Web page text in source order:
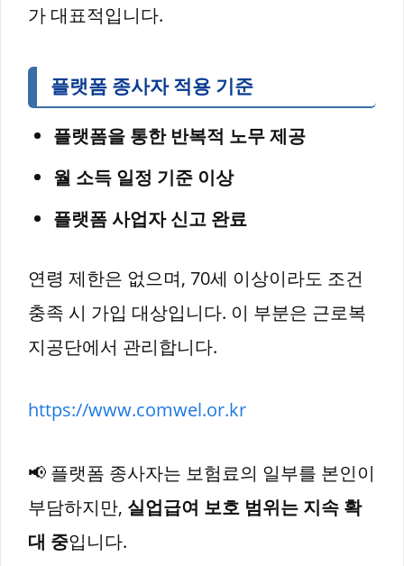
가 대표적입니다.
플랫폼 종사자 적용 기준
플랫폼을 통한 반복적 노무 제공
월 소득 일정 기준 이상
플랫폼 사업자 신고 완료
연령 제한은 없으며, 70세 이상이라도 조건
충족 시 가입 대상입니다. 이 부분은 근로복
지공단에서 관리합니다.
https://www.comwel.or.kr
📢 플랫폼 종사자는 보험료의 일부를 본인이
부담하지만, 실업급여 보호 범위는 지속 확
대 중입니다.